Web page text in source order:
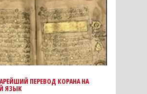
ПЕРЕВОД КОРАНА НА
ЯЗЫК